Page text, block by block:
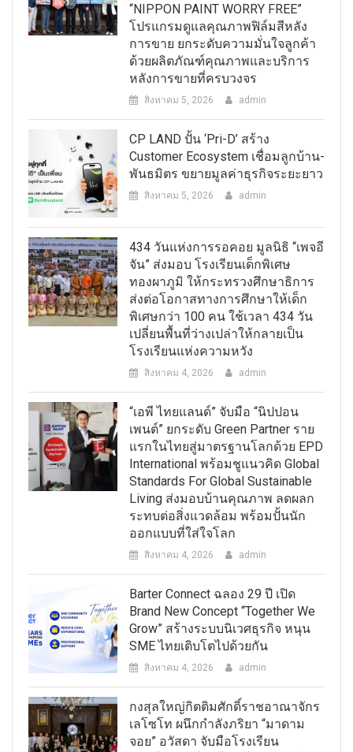
“NIPPON PAINT WORRY FREE”
โปรแกรมดูแลคุณภาพฟิล์มสีหลัง
การขาย ยกระดับความมั่นใจลูกค้า
ด้วยผลิตภัณฑ์คุณภาพและบริการ
หลังการขายที่ครบวงจร
สิงหาคม 5, 2026 admin
CP LAND ปั้น ‘Pri-D’ สร้าง
Customer Ecosystem เชื่อมลูกบ้าน-
พันธมิตร ขยายมูลค่าธุรกิจระยะยาว
สิงหาคม 5, 2026 admin
434 วันแห่งการรอคอย มูลนิธิ “เพจอี
จัน” ส่งมอบ โรงเรียนเด็กพิเศษ
ทองผาภูมิ ให้กระทรวงศึกษาธิการ
ส่งต่อโอกาสทางการศึกษาให้เด็ก
พิเศษกว่า 100 คน ใช้เวลา 434 วัน
เปลี่ยนพื้นที่ว่างเปล่าให้กลายเป็น
โรงเรียนแห่งความหวัง
สิงหาคม 4, 2026 admin
“เอพี ไทยแลนด์” จับมือ “นิปปอน
เพนต์” ยกระดับ Green Partner ราย
แรกในไทยสู่มาตรฐานโลกด้วย EPD
International พร้อมชูแนวคิด Global
Standards For Global Sustainable
Living ส่งมอบบ้านคุณภาพ ลดผลก
ระทบต่อสิ่งแวดล้อม พร้อมปั้นนัก
ออกแบบที่ใส่ใจโลก
สิงหาคม 4, 2026 admin
Barter Connect ฉลอง 29 ปี เปิด
Brand New Concept “Together We
Grow” สร้างระบบนิเวศธุรกิจ หนุน
SME ไทยเติบโตไปด้วยกัน
สิงหาคม 4, 2026 admin
กงสุลใหญ่กิตติมศักดิ์ราชอาณาจักร
เลโซโท ผนึกกำลังภริยา “มาดาม
จอย” อวัสดา จับมือโรงเรียน